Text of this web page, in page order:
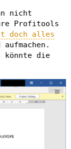
nicht
Profitools
doch alles
könnte die